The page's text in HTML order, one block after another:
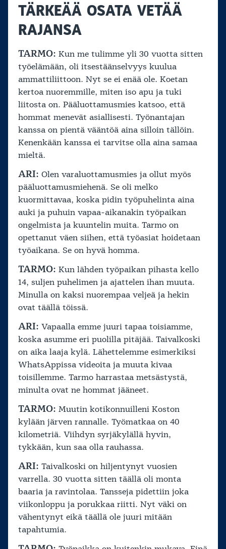
TÄRKEÄÄ OSATA VETÄÄ
RAJANSA
TARMO: Kun me tulimme yli 30 vuotta sitten
työelämään, oli itsestäänselvyys kuulua
ammattiliittoon. Nyt se ei enää ole. Koetan
kertoa nuoremmille, miten iso apu ja tuki
liitosta on. Pääluottamusmies katsoo, että
hommat menevät asiallisesti. Työnantajan
kanssa on pientä vääntöä aina silloin tällöin.
Kenenkään kanssa ei tarvitse olla aina samaa
mieltä.
ARI: Olen varaluottamusmies ja ollut myös
pääluottamusmiehenä. Se oli melko
kuormittavaa, koska pidin työpuhelinta aina
auki ja puhuin vapaa-aikanakin työpaikan
ongelmista ja kuuntelin muita. Tarmo on
opettanut väen siihen, että työasiat hoidetaan
työaikana. Se on hyvä homma.
TARMO: Kun lähden työpaikan pihasta kello
14, suljen puhelimen ja ajattelen ihan muuta.
Minulla on kaksi nuorempaa veljeä ja hekin
ovat täällä töissä.
ARI: Vapaalla emme juuri tapaa toisiamme,
koska asumme eri puolilla pitäjää. Taivalkoski
on aika laaja kylä. Lähettelemme esimerkiksi
WhatsAppissa videoita ja muuta kivaa
toisillemme. Tarmo harrastaa metsästystä,
minulta ovat ne hommat jääneet.
TARMO: Muutin kotikonnuilleni Koston
kylään järven rannalle. Työmatkaa on 40
kilometriä. Viihdyn syrjäkylällä hyvin,
tykkään, kun saa olla rauhassa.
ARI: Taivalkoski on hiljentynyt vuosien
varrella. 30 vuotta sitten täällä oli monta
baaria ja ravintolaa. Tansseja pidettiin joka
viikonloppu ja porukkaa riitti. Nyt väki on
vähentynyt eikä täällä ole juuri mitään
tapahtumia.